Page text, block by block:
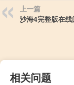
上一篇
沙海4完整版在线
相关问题